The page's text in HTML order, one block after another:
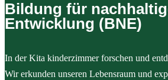
Bildung für
Entwicklung (BNE)
In der Kita kinderzimmer forschen und
Wir erkunden unseren Lebensraum und